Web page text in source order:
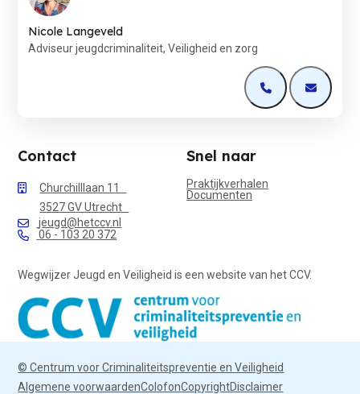
Nicole Langeveld
Adviseur jeugdcriminaliteit, Veiligheid en zorg
Open deOpen de
Contact
Churchilllaan 11
3527 GV Utrecht
jeugd@hetccv.nl
06 - 103 20 372
Snel naar
Praktijkverhalen
Documenten
Wegwijzer Jeugd en Veiligheid is een website van het CCV.
© Centrum voor Criminaliteitspreventie en Veiligheid
Algemene voorwaardenColofonCopyrightDisclaimer